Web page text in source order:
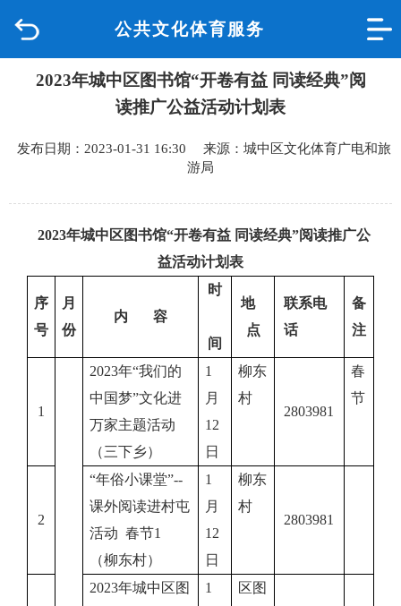
公共文化体育服务
品质城中
网上办事
互动回应
数据专题
2023年城中区图书馆“开卷有益 同读经典”阅
读推广公益活动计划表
发布日期：2023-01-31 16:30 来源：城中区文化体育广电和旅
游局
2023年城中区图书馆“开卷有益 同读经典”阅读推广公
益活动计划表
序
号
月
份
内 容
时
间
地
点
联系电
话
备
注
1
2023年“我们的
中国梦”文化进
万家主题活动
（三下乡）
1
月
12
日
柳东
村
2803981
春
节
2
“年俗小课堂”--
课外阅读进村屯
活动 春节1
（柳东村）
1
月
12
日
柳东
村
2803981
2023年城中区图
1
区图